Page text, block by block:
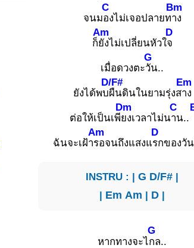
จนม
C
องไม่เจอปลายท
Bm
าง
ก็
Am
ยังไม่เปลี่ยนหัวใ
D
จ
เมื่อดวงตะ
G
วัน..
ยังได้พบ
D/F#
ผืนดินในยามรุ่งส
Em
าง
ต่อให้เป็นเพี
Dm
ยงเวลาไม่น
C
าน..
ฉันจะเฝ้า
Am
รอจนถึงแสงแ
D
รกของวั
INSTRU : |G D/F# |
| Em Am | D |
หากทางจะไ
G
กล..